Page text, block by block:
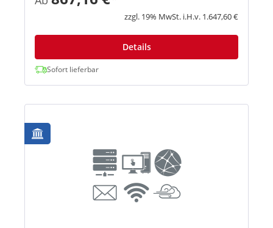
Wireless Protection und ...zzgl. 19% MwSt. i.H.v. 1.647,60 €
Details
Sofort lieferbar